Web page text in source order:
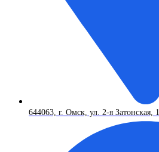
644063, г. Омск, ул. 2-я Затонская, 1